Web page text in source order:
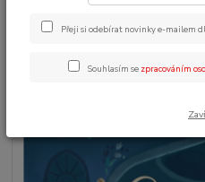
Přeji si odebírat novinky e-mailem
Souhlasím se zpracováním